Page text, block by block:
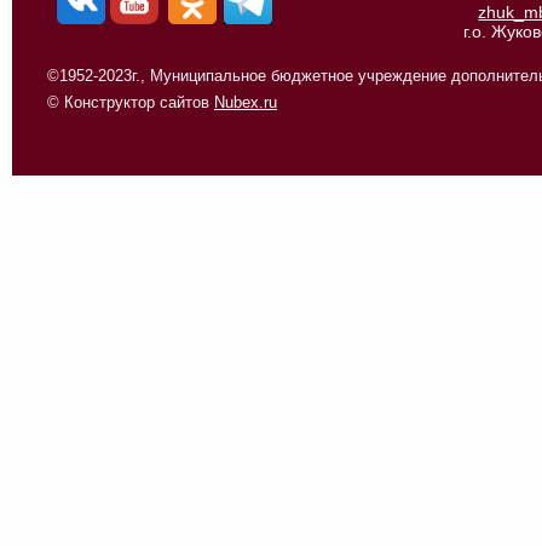
г.о.
©1952-2023г., Муниципальное бюджетное учреждение
© Конструктор сайтов Nubex.ru